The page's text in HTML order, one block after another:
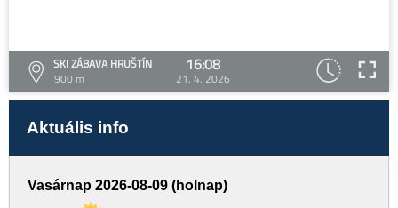
SKI ZÁBAVA HRUŠTÍN
900 m
16:08
21. 4. 2026
Aktuális info
Vasárnap 2026-08-09 (holnap)